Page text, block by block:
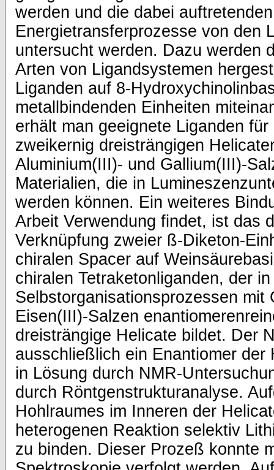
werden und die dabei auftretenden
Energietransferprozesse von den
untersucht werden. Dazu werden
Arten von Ligandsystemen
Liganden auf 8-
metallbindenden Einheiten
erhält man geeignete Liganden
zweikernig dreisträngigen
Aluminium(III)- und Gallium(III)-
Materialien, die in
werden können. Ein weiteres
Arbeit Verwendung findet, ist das
Verknüpfung zweier ß-Diketon-
chiralen Spacer auf
chiralen Tetraketonliganden, der in
Selbstorganisationsprozessen mit
Eisen(III)-Salzen
dreisträngige Helicate bildet. Der
ausschließlich ein Enantiomer der
in Lösung durch NMR-
durch Röntgenstrukturanalyse.
Hohlraumes im Inneren der
heterogenen Reaktion selektiv
zu binden. Dieser Prozeß konnte